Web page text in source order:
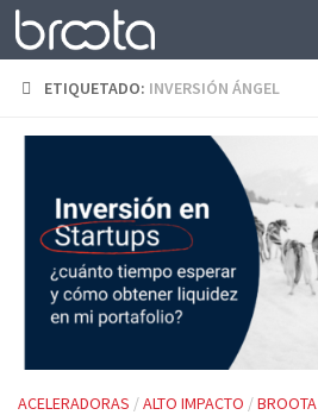
Saltar al contenido
ETIQUETADO: INVERSIÓN ÁNGEL
ACELERADORAS /ALTO IMPACTO /BROOTA